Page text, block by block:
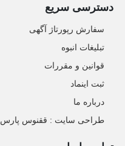
دسترسی سریع
سفارش رپورتاژ آگهی
تبلیغات انبوه
قوانین و مقررات
ثبت اینماد
درباره ما
طراحی سایت : ققنوس پارس